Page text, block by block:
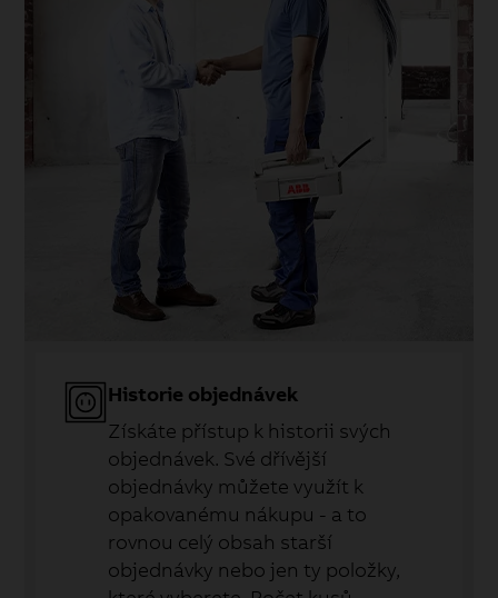
Historie objednávek
Získáte přístup k historii svých
objednávek. Své dřívější
objednávky můžete využít k
opakovanému nákupu - a to
rovnou celý obsah starší
objednávky nebo jen ty položky,